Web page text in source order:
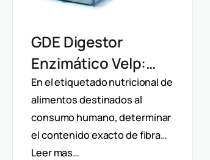
GDE Digestor
Enzimático Velp:
Incubación
Controlada Para
Fibra Dietética
(AOAC)
En el etiquetado nutricional de
alimentos destinados al
consumo humano, determinar
el contenido exacto de fibra…
Leer mas…